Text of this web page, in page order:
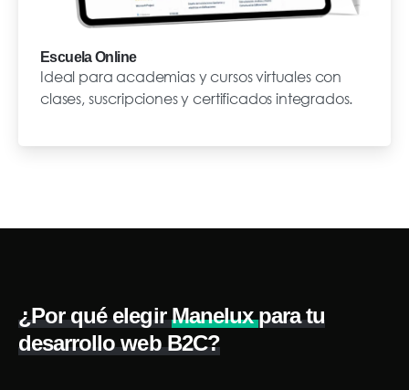
Escuela Online
Ideal para academias y cursos virtuales con
clases, suscripciones y certificados integrados.
¿Por qué elegirManeluxpara tu
desarrollo web B2C?